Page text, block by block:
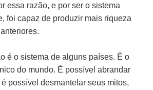
essa razão, e por ser o sistema
foi capaz de produzir mais riqueza
é o sistema de alguns países. É o
do mundo. É possível abrandar
possível desmantelar seus mitos,